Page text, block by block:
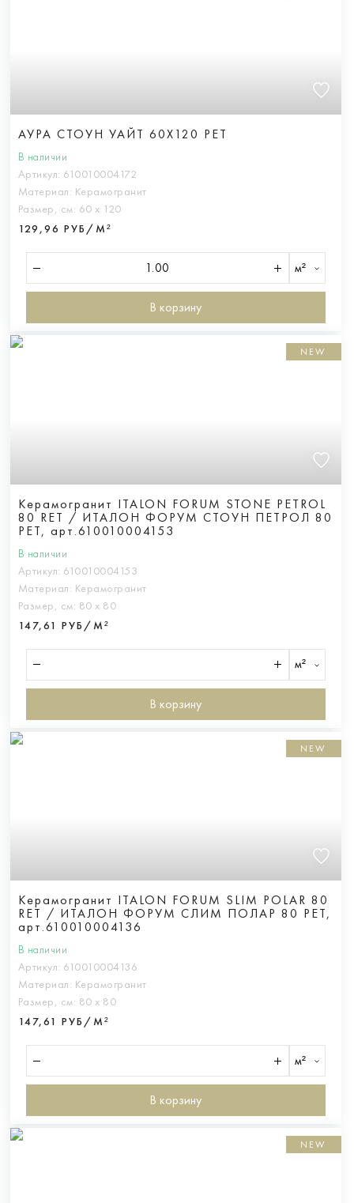
АУРА СТОУН УАЙТ 60X120 РЕТ
В наличии
Артикул: 610010004172
Материал: Керамогранит
Размер, см: 60 х 120
129,96 РУБ/М²
м²
В корзину
NEW
Керамогранит ITALON FORUM STONE PETROL
80 RET / ИТАЛОН ФОРУМ СТОУН ПЕТРОЛ 80
РЕТ, арт.610010004153
В наличии
Артикул: 610010004153
Материал: Керамогранит
Размер, см: 80 х 80
147,61 РУБ/М²
м²
В корзину
NEW
Керамогранит ITALON FORUM SLIM POLAR 80
RET / ИТАЛОН ФОРУМ СЛИМ ПОЛАР 80 РЕТ,
арт.610010004136
В наличии
Артикул: 610010004136
Материал: Керамогранит
Размер, см: 80 х 80
147,61 РУБ/М²
м²
В корзину
NEW